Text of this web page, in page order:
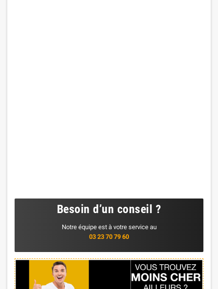
Besoin d’un conseil ?
Notre équipe est à votre service au
03 23 70 79 60